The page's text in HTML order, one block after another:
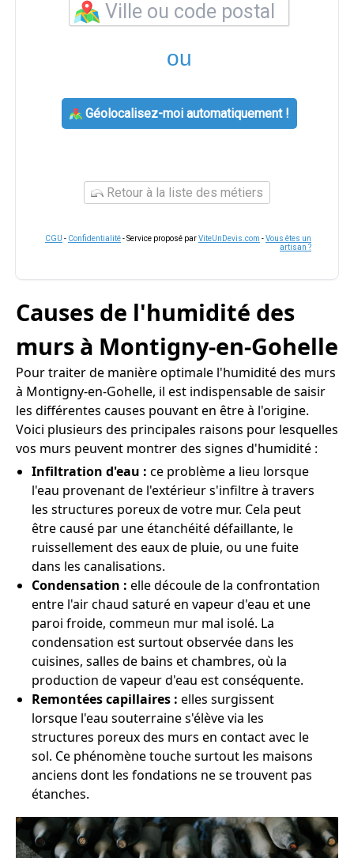
ou
Géolocalisez-moi automatiquement !
Retour à la liste des métiers
CGU - Confidentialité- Service proposé parViteUnDevis.com -Vous êtes un
artisan ?
Causes de l'humidité des
murs à Montigny-en-Gohelle
Pour traiter de manière optimale l'humidité des murs
à Montigny-en-Gohelle, il est indispensable de saisir
les différentes causes pouvant en être à l'origine.
Voici plusieurs des principales raisons pour lesquelles
vos murs peuvent montrer des signes d'humidité :
Infiltration d'eau : ce problème a lieu lorsque
l'eau provenant de l'extérieur s'infiltre à travers
les structures poreux de votre mur. Cela peut
être causé par une étanchéité défaillante, le
ruissellement des eaux de pluie, ou une fuite
dans les canalisations.
Condensation : elle découle de la confrontation
entre l'air chaud saturé en vapeur d'eau et une
paroi froide, commeun mur mal isolé. La
condensation est surtout observée dans les
cuisines, salles de bains et chambres, où la
production de vapeur d'eau est conséquente.
Remontées capillaires : elles surgissent
lorsque l'eau souterraine s'élève via les
structures poreux des murs en contact avec le
sol. Ce phénomène touche surtout les maisons
anciens dont les fondations ne se trouvent pas
étanches.